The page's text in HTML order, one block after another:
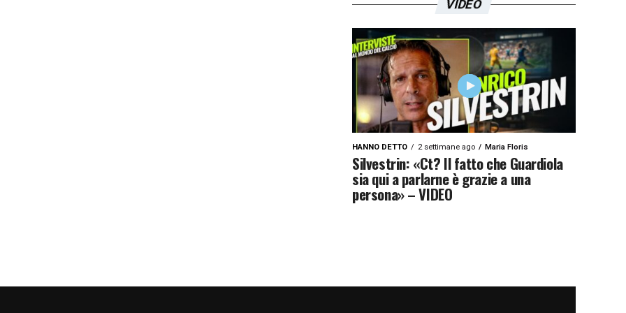
VIDEO
HANNO DETTO 2 settimane ago Maria Floris
Silvestrin: «Ct? Il fatto che Guardiola
sia qui a parlarne è grazie a una
persona» – VIDEO